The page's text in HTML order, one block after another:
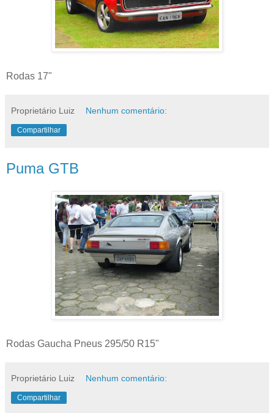
Rodas 17"
Proprietário Luiz Nenhum comentário:
Compartilhar
Puma GTB
Rodas Gaucha Pneus 295/50 R15"
Proprietário Luiz Nenhum comentário:
Compartilhar